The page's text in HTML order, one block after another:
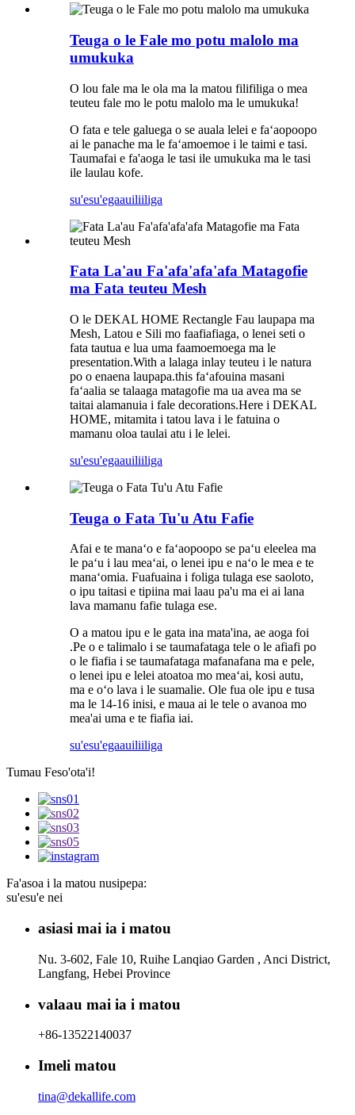
Teuga o le Fale mo potu malolo ma
umukuka
O lou fale ma le ola ma la matou filifiliga o mea
teuteu fale mo le potu malolo ma le umukuka!
O fata e tele galuega o se auala lelei e faʻaopoopo
ai le panache ma le faʻamoemoe i le taimi e tasi.
Taumafai e fa'aoga le tasi ile umukuka ma le tasi
ile laulau kofe.
su'esu'egaauiliiliga
Fata La'au Fa'afa'afa'afa Matagofie
ma Fata teuteu Mesh
O le DEKAL HOME Rectangle Fau laupapa ma
Mesh, Latou e Sili mo faafiafiaga, o lenei seti o
fata tautua e lua uma faamoemoega ma le
presentation.With a lalaga inlay teuteu i le natura
po o enaena laupapa.this faʻafouina masani
faʻaalia se talaaga matagofie ma ua avea ma se
taitai alamanuia i fale decorations.Here i DEKAL
HOME, mitamita i tatou lava i le fatuina o
mamanu oloa taulai atu i le lelei.
su'esu'egaauiliiliga
Teuga o Fata Tu'u Atu Fafie
Afai e te manaʻo e faʻaopoopo se paʻu eleelea ma
le paʻu i lau meaʻai, o lenei ipu e naʻo le mea e te
manaʻomia. Fuafuaina i foliga tulaga ese saoloto,
o ipu taitasi e tipiina mai laau pa'u ma ei ai lana
lava mamanu fafie tulaga ese.
O a matou ipu e le gata ina mata'ina, ae aoga foi
.Pe o e talimalo i se taumafataga tele o le afiafi po
o le fiafia i se taumafataga mafanafana ma e pele,
o lenei ipu e lelei atoatoa mo meaʻai, kosi autu,
ma e oʻo lava i le suamalie. Ole fua ole ipu e tusa
ma le 14-16 inisi, e maua ai le tele o avanoa mo
mea'ai uma e te fiafia iai.
su'esu'egaauiliiliga
Tumau Feso'ota'i!
Fa'asoa i la matou nusipepa:
su'esu'e nei
asiasi mai ia i matou
Nu. 3-602, Fale 10, Ruihe Lanqiao Garden , Anci District,
Langfang, Hebei Province
valaau mai ia i matou
+86-13522140037
Imeli matou
tina@dekallife.com